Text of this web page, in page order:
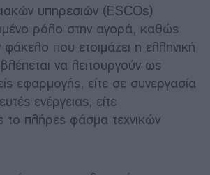
υπηρεσιών (ESCOs)
ρόλο στην αγορά, καθώς
που ετοιμάζει η ελληνική
να λειτουργούν ως
εφαρμογής, είτε σε συνεργασία
ενέργειας, είτε
το πλήρες φάσμα τεχνικών